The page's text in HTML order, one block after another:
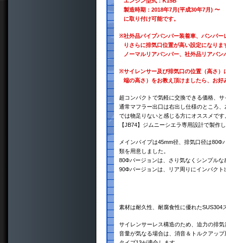
製造時期：2018年7月(平成30年7月) 〜
に取り付け可能です。
※社外品パイプバンパー装着車、バンパ
りさらに排気口位置が高い設定になりま
ノーマルリアバンパー、社外品リアバ
※サイレンサー及び排気口の位置（高さ
端の高さ）をお教え頂けましたら、お
超コンパクトで気軽に交換できる価格、
通常マフラー出口は右出し仕様のところ
では物足りないと感じる方にオススメです
【JB74】ジムニーシエラ専用設計で製作
メインパイプは45mm径、排気口径は
類を用意しました。
80Φバージョンは、さり気なくシンプル
90Φバージョンは、リア周りにインパクト
素材は耐久性、耐腐食性に優れたSUS304
サイレンサーレス構造のため、迫力の排
音量が気なる場合は、消音＆トルクアッ